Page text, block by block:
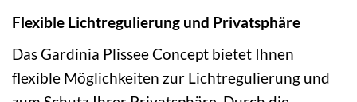
Flexible Lichtregulierung und Privatsphäre
Das Gardinia Plissee Concept bietet Ihnen
flexible Möglichkeiten zur Lichtregulierung und